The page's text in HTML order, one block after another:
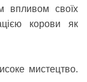
впливом своїх
корови як
мистецтво.